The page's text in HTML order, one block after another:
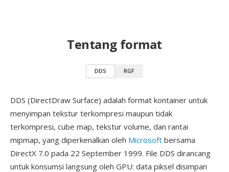
Tentang format
DDS RGF
DDS (DirectDraw Surface) adalah format kontainer untuk
menyimpan tekstur terkompresi maupun tidak
terkompresi, cube map, tekstur volume, dan rantai
mipmap, yang diperkenalkan oleh Microsoft bersama
DirectX 7.0 pada 22 September 1999. File DDS dirancang
untuk konsumsi langsung oleh GPU: data piksel disimpan